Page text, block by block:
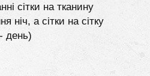
сітки на тканину
ніч, а сітки на сітку
- день)